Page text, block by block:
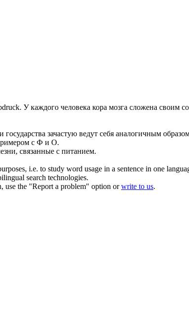
У каждого человека кора мозга сложена своим
зачастую ведут себя аналогичным
с Ф и О.
связанные с питанием.
i.e. to study word usage in a sentence in one
search technologies.
use the "Report a problem" option orwrite to us.